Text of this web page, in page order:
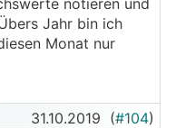
notieren und
Jahr bin ich
Monat nur
31.10.2019 (#104)